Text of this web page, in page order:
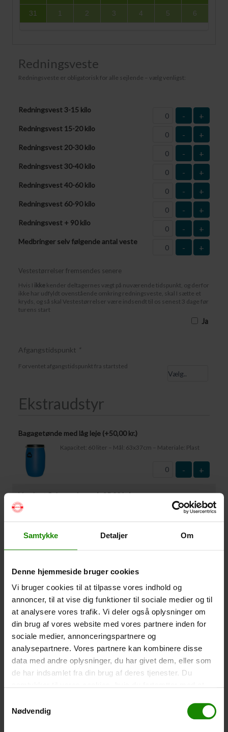
Samtykke Detaljer Om
Denne hjemmeside bruger cookies
Vi bruger cookies til at tilpasse vores indhold og
annoncer, til at vise dig funktioner til sociale medier og til
at analysere vores trafik. Vi deler også oplysninger om
din brug af vores website med vores partnere inden for
sociale medier, annonceringspartnere og
analysepartnere. Vores partnere kan kombinere disse
data med andre oplysninger, du har givet dem, eller som
de har indsamlet fra din brug af deres tjenester. Du
Nødvendig
31 1 2 3 4 5 6
Redningsveste
Redningsveste er obligatorisk for alle sejlende – vælg venligst:
Redningsvest 3-15 kilo
- +
Redningsvest 15-20 kilo
- +
Redningsvest 20-30 kilo
- +
Redningsvest 30-40 kilo
- +
Redningsvest 40-60 kilo
- +
Redningsvest 60-90 kilo
- +
Redningsvest + 90 kilo
- +
Medbringer selv følgende antal veste
- +
Vestestørrelser fremsendes senere
Hvis I ikke kender deltagernes vægt på nuværende tidspunkt, og derfor
ikke har udfyldt ovenstående omkring redningsveste, skal I sætte et
kryds, og så skal Vestestørrelser være indsendt til os senest 3 dage før
turens start
Ja
Afgangstidspunkt *
Forventet afgangstidspunkt fra startsted
Ekstraudstyr
Bagagetønde med låg leje (+50,00 kr.)
Kapacitet: 60 liter – Mål: 63x37cm – Materiale: Plast
- +
Vandtæt Pakpose Large (+95,00kr.)
Volumen: 36 liter – Størrelse: 30x30x61cm. –
-
100% Polyester
- +
Vandtæt Smartphone Etui (+60,00kr.)
Størrelse 22,5×11,5cm. Telefonen kan betjenes når
den er i etuiet. Vandtæt ned til 1 meter.
Antal personer: 4 – Klik på billedet for at se størrelse på